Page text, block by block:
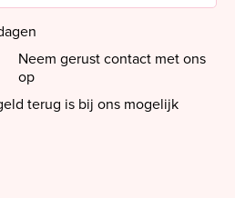
Neem gerust contact met ons
op
terug is bij ons mogelijk